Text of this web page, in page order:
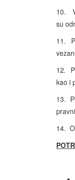
10.
su
11.
12.
kao i
13.
14.